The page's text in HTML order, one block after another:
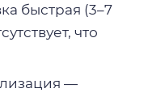
быстрая (3–7
что
—